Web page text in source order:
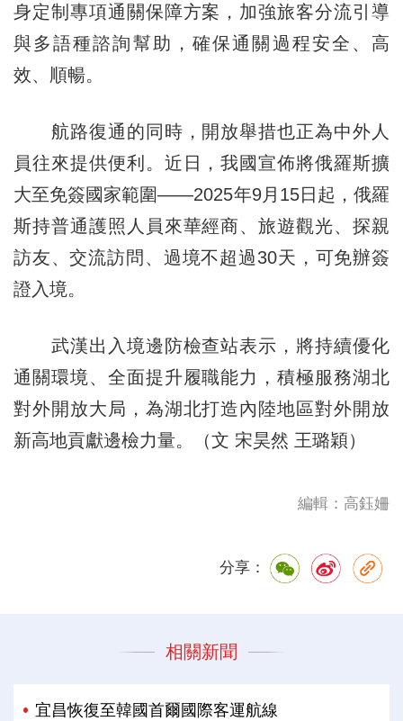
身定制專項通關保障方案，加強旅客分流引導
與多語種諮詢幫助，確保通關過程安全、高
效、順暢。
航路復通的同時，開放舉措也正為中外人
員往來提供便利。近日，我國宣佈將俄羅斯擴
大至免簽國家範圍——2025年9月15日起，俄羅
斯持普通護照人員來華經商、旅遊觀光、探親
訪友、交流訪問、過境不超過30天，可免辦簽
證入境。
武漢出入境邊防檢查站表示，將持續優化
通關環境、全面提升履職能力，積極服務湖北
對外開放大局，為湖北打造內陸地區對外開放
新高地貢獻邊檢力量。（文 宋昊然 王璐穎）
編輯：高鈺姍
分享：
相關新聞
宜昌恢復至韓國首爾國際客運航線